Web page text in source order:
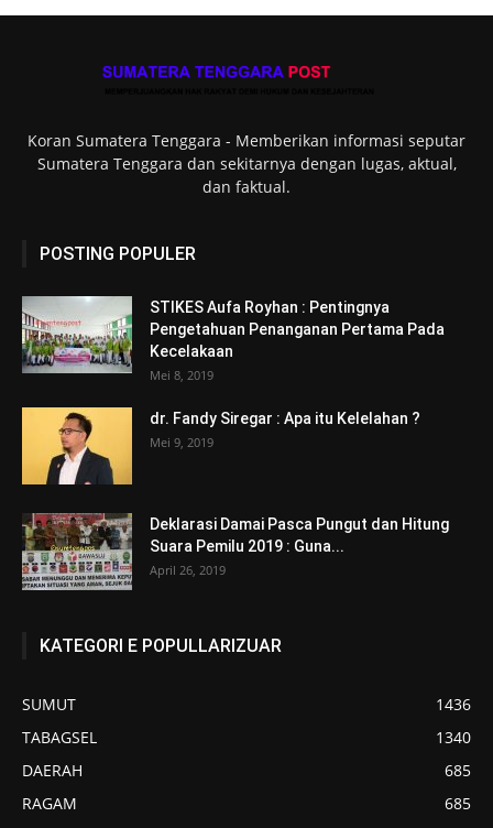
Koran Sumatera Tenggara - Memberikan informasi seputar
Sumatera Tenggara dan sekitarnya dengan lugas, aktual,
dan faktual.
POSTING POPULER
STIKES Aufa Royhan : Pentingnya
Pengetahuan Penanganan Pertama Pada
Kecelakaan
Mei 8, 2019
dr. Fandy Siregar : Apa itu Kelelahan ?
Mei 9, 2019
Deklarasi Damai Pasca Pungut dan Hitung
Suara Pemilu 2019 : Guna...
April 26, 2019
KATEGORI E POPULLARIZUAR
SUMUT
1436
TABAGSEL
1340
DAERAH
685
RAGAM
685